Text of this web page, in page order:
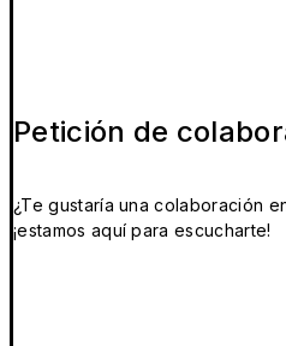
Petición de
¿Te gustaría una colaboración
¡estamos aquí para escucharte!